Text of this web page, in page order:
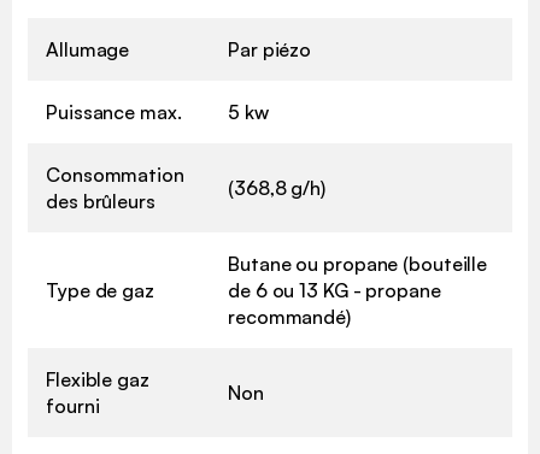
Allumage Par piézo
Puissance max. 5 kw
Consommation
des brûleurs
(368,8 g/h)
Type de gaz
Butane ou propane (bouteille
de 6 ou 13 KG - propane
recommandé)
Flexible gaz
fourni
Non